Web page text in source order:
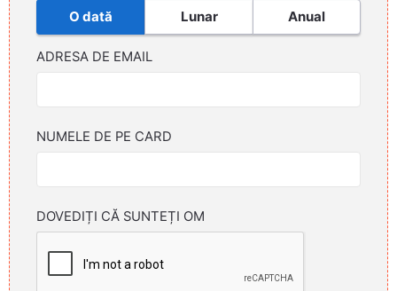
O dată Lunar Anual
ADRESA DE EMAIL
NUMELE DE PE CARD
DOVEDIȚI CĂ SUNTEȚI OM